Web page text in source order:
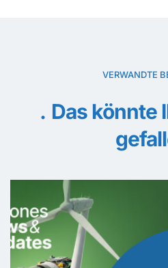
VERWANDTE
Das könnte